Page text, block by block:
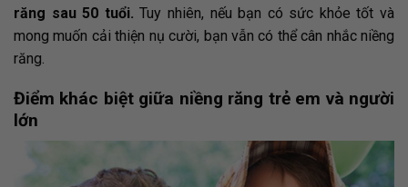
răng sau 50 tuổi. Tuy nhiên, nếu bạn có sức khỏe tốt và
mong muốn cải thiện nụ cười, bạn vẫn có thể cân nhắc niềng
răng.
Điểm khác biệt giữa niềng răng trẻ em và người
lớn